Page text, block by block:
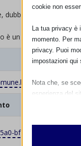
dubbi o
è un viaggio che non
lecco.it
bf7fce6eac63.JPG
cookie non
La tua privacy è
momento. Per
privacy. Puoi
impostazioni qui
Nota che, se
esperienza del